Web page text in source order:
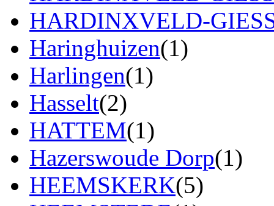
HARDINXVELD-
Haringhuizen(1)
Harlingen(1)
Hasselt(2)
HATTEM(1)
Hazerswoude Dorp(1)
HEEMSKERK(5)